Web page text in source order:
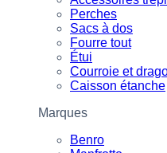
Perches
Sacs à dos
Fourre tout
Étui
Courroie et
Caisson étanche
Marques
Benro